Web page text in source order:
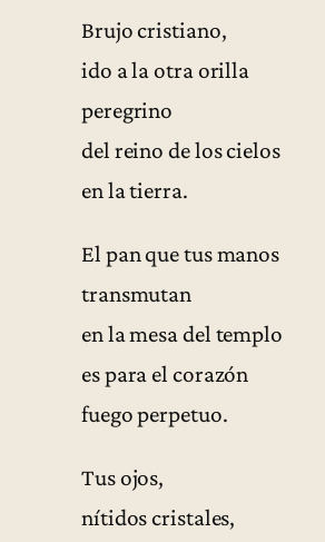
Brujo cristiano,
ido a la otra orilla
peregrino
del reino de los cielos
en la tierra.
El pan que tus manos
transmutan
en la mesa del templo
es para el corazón
fuego perpetuo.
Tus ojos,
nítidos cristales,